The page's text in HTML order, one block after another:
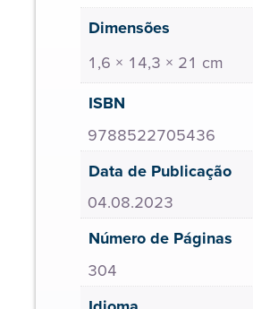
Dimensões
1,6 × 14,3 × 21 cm
ISBN
9788522705436
Data de Publicação
04.08.2023
Número de Páginas
304